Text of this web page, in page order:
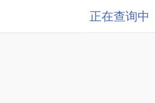
正在查询中